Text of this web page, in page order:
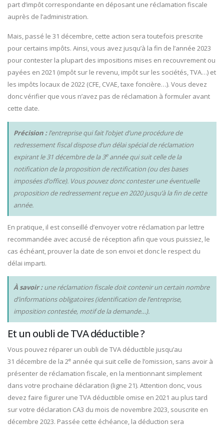
part d’impôt correspondante en déposant une réclamation fiscale
auprès de l’administration.
Mais, passé le 31 décembre, cette action sera toutefois prescrite
pour certains impôts. Ainsi, vous avez jusqu’à la fin de l’année 2023
pour contester la plupart des impositions mises en recouvrement ou
payées en 2021 (impôt sur le revenu, impôt sur les sociétés, TVA…) et
les impôts locaux de 2022 (CFE, CVAE, taxe foncière…). Vous devez
donc vérifier que vous n’avez pas de réclamation à formuler avant
cette date.
Précision :l’entreprise qui fait l’objet d’une procédure de
redressement fiscal dispose d’un délai spécial de réclamation
expirant le 31 décembre de la 3eannée qui suit celle de la
notification de la proposition de rectification (ou des bases
imposées d’office). Vous pouvez donc contester une éventuelle
proposition de redressement reçue en 2020 jusqu’à la fin de cette
année.
En pratique, il est conseillé d’envoyer votre réclamation par lettre
recommandée avec accusé de réception afin que vous puissiez, le
cas échéant, prouver la date de son envoi et donc le respect du
délai imparti.
À savoir :une réclamation fiscale doit contenir un certain nombre
d’informations obligatoires (identification de l’entreprise,
imposition contestée, motif de la demande…).
Et un oubli de TVA déductible ?
Vous pouvez réparer un oubli de TVA déductible jusqu’au
31 décembre de la 2e année qui suit celle de l’omission, sans avoir à
présenter de réclamation fiscale, en la mentionnant simplement
dans votre prochaine déclaration (ligne 21). Attention donc, vous
devez faire figurer une TVA déductible omise en 2021 au plus tard
sur votre déclaration CA3 du mois de novembre 2023, souscrite en
décembre 2023. Passée cette échéance, la déduction sera